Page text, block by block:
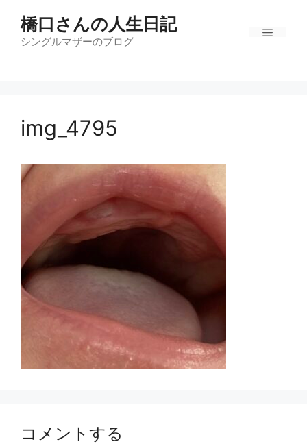
橋口さんの人生日記
シングルマザーのブログ
img_4795
コメントする